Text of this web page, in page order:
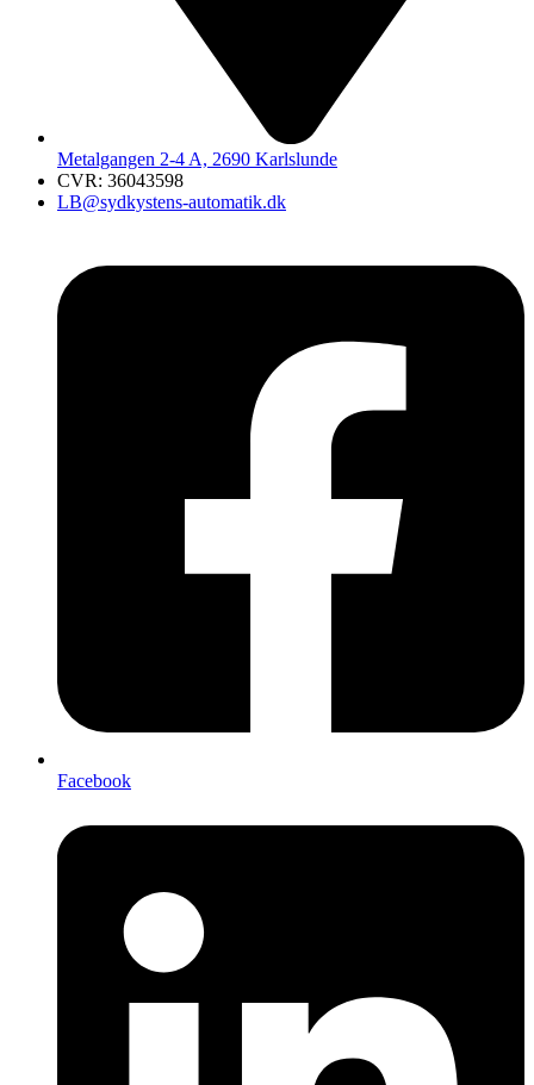
​Metalgangen 2-4 A, 2690 Karlslunde
CVR: 36043598​
LB@sydkystens-automatik.dk
Facebook